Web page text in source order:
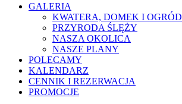
GALERIA
KWATERA, DOMEK I OGRÓD
PRZYRODA ŚLĘŻY
NASZA OKOLICA
NASZE PLANY
POLECAMY
KALENDARZ
CENNIK I REZERWACJA
PROMOCJE